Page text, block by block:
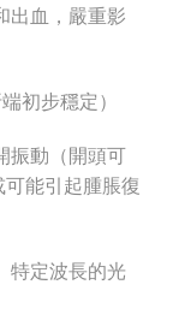
出血，嚴重影
初步穩定）
振動（開頭可
能引起腫脹復
特定波長的光